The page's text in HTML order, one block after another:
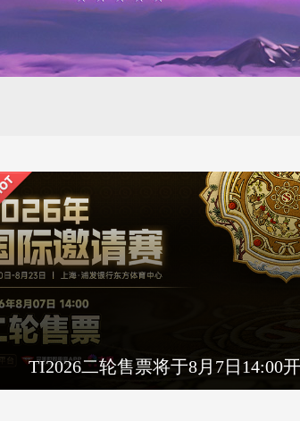
TI2026二轮售票将于8月7日14:00